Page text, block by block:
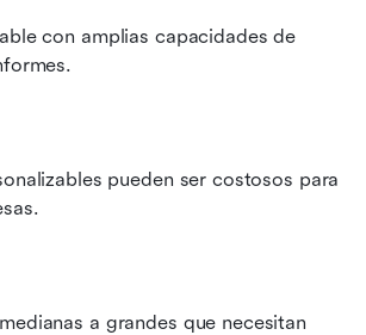
con amplias capacidades de
pueden ser costosos para
a grandes que necesitan